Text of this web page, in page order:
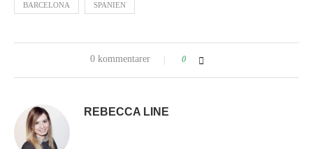
BARCELONA SPANIEN
0 kommentarer 0
REBECCA LINE